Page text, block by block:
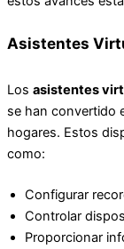
Asistentes
Los asistentes
se han convertido
hogares. Estos
como:
Configurar
Controlar
Proporcionar